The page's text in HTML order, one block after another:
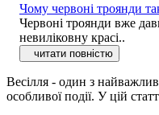
Чому червоні троянди
Червоні троянди вже
невиліковну красі..
читати повністю
Весілля - один з
особливої події. У цій